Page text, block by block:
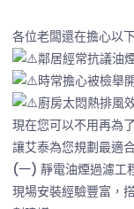
各位老闆還在擔心以
鄰居經常抗議油
時常擔心被檢舉
廚房太悶熱排風
現在您可以不用再為
讓艾泰為您規劃最適
(一) 靜電油煙過濾工
現場安裝經驗豐富，